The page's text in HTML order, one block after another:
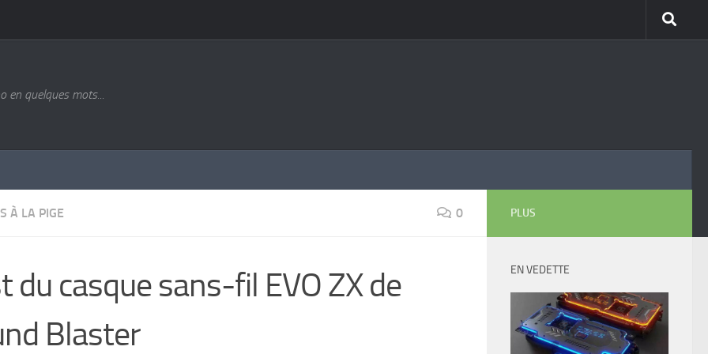
en quelques mots...
À LA PIGE 0
du casque sans-fil EVO ZX de
Blaster
PLUS
EN VEDETTE